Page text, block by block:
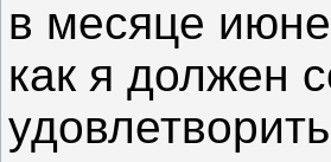
в месяце
как я должен